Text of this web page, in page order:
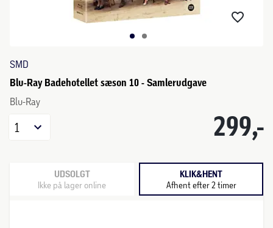
SMD
Blu-Ray Badehotellet sæson 10 - Samlerudgave
Blu-Ray
299,-
1
UDSOLGT
Ikke på lager online
KLIK&HENT
Afhent efter 2 timer